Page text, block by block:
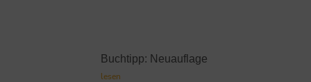
Buchtipp: Neuauflage
lesen